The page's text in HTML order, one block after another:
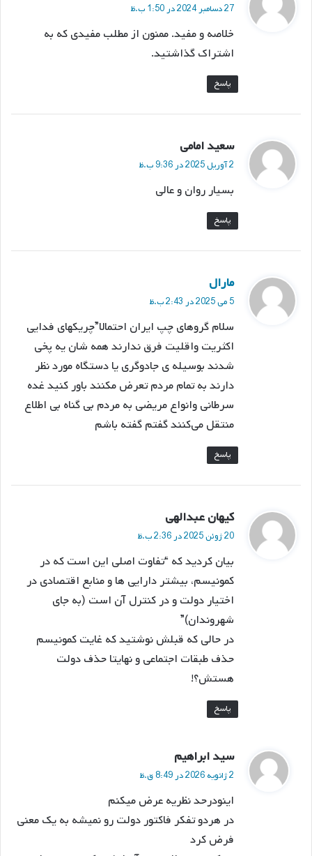
:
27 دسامبر 2024 در 1:50 ب.ظ
خلاصه و مفید. ممنون از مطلب مفیدی که به
اشتراک گذاشتید.
پاسخ
سعید امامی
ت
:
2 آوریل 2025 در 9:36 ب.ظ
بسیار روان و عالی
پاسخ
مارال
ف
:
5 می 2025 در 2:43 ب.ظ
سلام گروهای چپ ایران احتمالا”چریکهای فدایی
اکثریت واقلیت فرق ندارند همه شان یه پخی
شدند بوسیله ی جادوگری یا دستگاه مورد نظر
دارند به تمام مردم تعرض مکنند باور کنید غده
سرطانی وانواع مریضی به مردم بی گناه بی اطلاع
منتقل می‌کنند گفتم گفته باشم
پاسخ
کیهان عبدالهی
ف
:
20 ژوئن 2025 در 2:36 ب.ظ
بیان کردید که “تفاوت اصلی این است که در
کمونیسم، بیشتر دارایی ها و منابع اقتصادی در
اختیار دولت و در کنترل آن است (به جای
شهروندان)”
در حالی که قبلش نوشتید که غایت کمونیسم
حذف طبقات اجتماعی و نهایتا حذف دولت
هستش؟!
پاسخ
سید ابراهیم
ف
:
2 ژانویه 2026 در 8:49 ق.ظ
اینودرحد نظریه عرض میکنم
در هردو تفکر فاکتور دولت رو نمیشه به یک معنی
فرض کرد